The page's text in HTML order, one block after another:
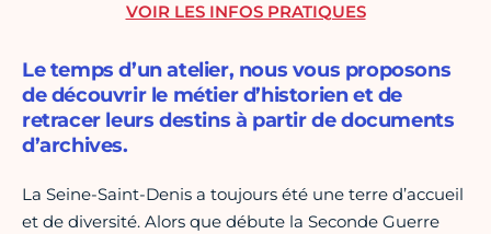
Le temps d’un atelier, nous vous proposons
de découvrir le métier d’historien et de
retracer leurs destins à partir de documents
d’archives.
La Seine-Saint-Denis a toujours été une terre d’accueil
et de diversité. Alors que débute la Seconde Guerre
VOIR LES INFOS PRATIQUES